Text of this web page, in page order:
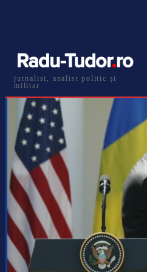
jurnalist, analist politic și
militar